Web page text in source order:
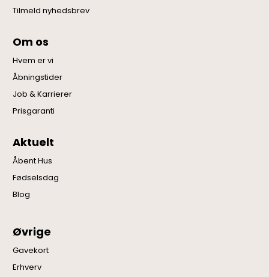
Tilmeld nyhedsbrev
Om os
Hvem er vi
Åbningstider
Job & Karrierer
Prisgaranti
Aktuelt
Åbent Hus
Fødselsdag
Blog
Øvrige
Gavekort
Erhverv